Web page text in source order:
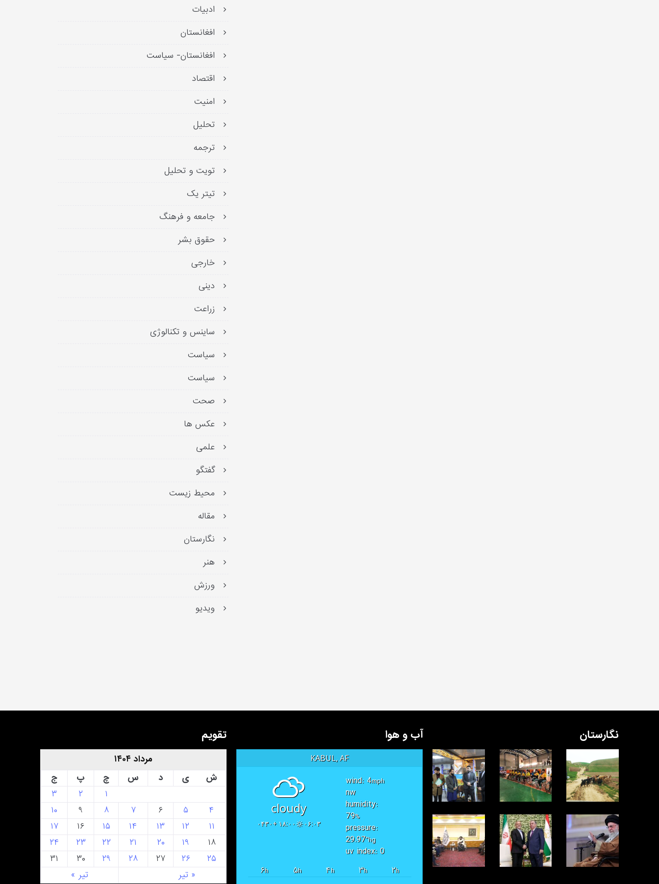
ادبیات
افغانستان
افغانستان- سیاست
اقتصاد
امنیت
تحلیل
ترجمه
تویت و تحلیل
تیتر یک
جامعه و فرهنگ
حقوق بشر
خارجی
دینی
زراعت
ساینس و تکنالوژی
سیاست
سیاست
صحت
عکس ها
علمی
گفتگو
محیط زیست
مقاله
نگارستان
هنر
ورزش
ویدیو
نگارستان آب و هوا
KABUL, AF
cloudy
۰۶:۰۳ ۱۸:۰۰ +۰۴۳۰
wind: 4mph
nw
humidity:
79%
pressure:
29.97"hg
uv index: 0
۲h ۳h ۴h ۵h ۶h
تقویم
مرداد ۱۴۰۴
ش
ی د س چ پ ج
« تیر تیر »
۱ ۲
۳
۴
۵ ۶ ۷ ۸ ۹
۱۰
۱۱
۱۲ ۱۳ ۱۴ ۱۵ ۱۶
۱۷
۱۸
۱۹ ۲۰ ۲۱ ۲۲ ۲۳
۲۴
۲۵
۲۶ ۲۷ ۲۸ ۲۹ ۳۰ ۳۱